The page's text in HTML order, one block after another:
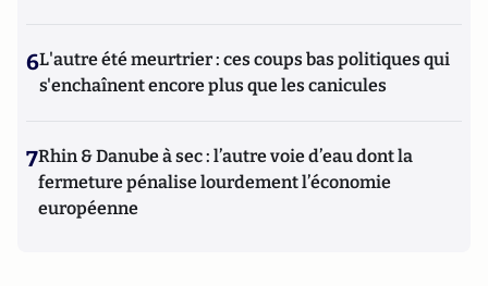
6L'autre été meurtrier : ces coups bas politiques qui
s'enchaînent encore plus que les canicules
7Rhin & Danube à sec : l’autre voie d’eau dont la
fermeture pénalise lourdement l’économie
européenne